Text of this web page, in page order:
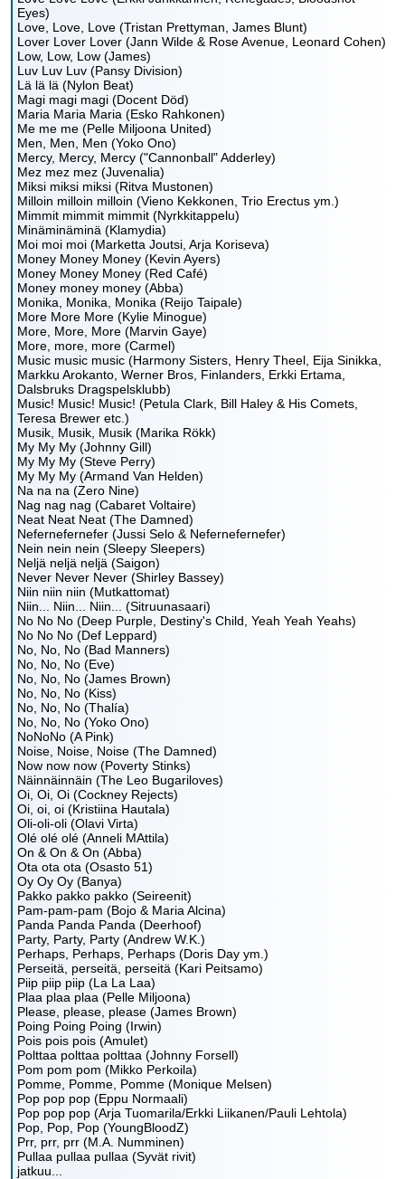
Eyes)
Love, Love, Love (Tristan Prettyman, James Blunt)
Lover Lover Lover (Jann Wilde & Rose Avenue, Leonard Cohen)
Low, Low, Low (James)
Luv Luv Luv (Pansy Division)
Lä lä lä (Nylon Beat)
Magi magi magi (Docent Död)
Maria Maria Maria (Esko Rahkonen)
Me me me (Pelle Miljoona United)
Men, Men, Men (Yoko Ono)
Mercy, Mercy, Mercy ("Cannonball" Adderley)
Mez mez mez (Juvenalia)
Miksi miksi miksi (Ritva Mustonen)
Milloin milloin milloin (Vieno Kekkonen, Trio Erectus ym.)
Mimmit mimmit mimmit (Nyrkkitappelu)
Minäminäminä (Klamydia)
Moi moi moi (Marketta Joutsi, Arja Koriseva)
Money Money Money (Kevin Ayers)
Money Money Money (Red Café)
Money money money (Abba)
Monika, Monika, Monika (Reijo Taipale)
More More More (Kylie Minogue)
More, More, More (Marvin Gaye)
More, more, more (Carmel)
Music music music (Harmony Sisters, Henry Theel, Eija Sinikka,
Markku Arokanto, Werner Bros, Finlanders, Erkki Ertama,
Dalsbruks Dragspelsklubb)
Music! Music! Music! (Petula Clark, Bill Haley & His Comets,
Teresa Brewer etc.)
Musik, Musik, Musik (Marika Rökk)
My My My (Johnny Gill)
My My My (Steve Perry)
My My My (Armand Van Helden)
Na na na (Zero Nine)
Nag nag nag (Cabaret Voltaire)
Neat Neat Neat (The Damned)
Nefernefernefer (Jussi Selo & Nefernefernefer)
Nein nein nein (Sleepy Sleepers)
Neljä neljä neljä (Saigon)
Never Never Never (Shirley Bassey)
Niin niin niin (Mutkattomat)
Niin... Niin... Niin... (Sitruunasaari)
No No No (Deep Purple, Destiny's Child, Yeah Yeah Yeahs)
No No No (Def Leppard)
No, No, No (Bad Manners)
No, No, No (Eve)
No, No, No (James Brown)
No, No, No (Kiss)
No, No, No (Thalía)
No, No, No (Yoko Ono)
NoNoNo (A Pink)
Noise, Noise, Noise (The Damned)
Now now now (Poverty Stinks)
Näinnäinnäin (The Leo Bugariloves)
Oi, Oi, Oi (Cockney Rejects)
Oi, oi, oi (Kristiina Hautala)
Oli-oli-oli (Olavi Virta)
Olé olé olé (Anneli MAttila)
On & On & On (Abba)
Ota ota ota (Osasto 51)
Oy Oy Oy (Banya)
Pakko pakko pakko (Seireenit)
Pam-pam-pam (Bojo & Maria Alcina)
Panda Panda Panda (Deerhoof)
Party, Party, Party (Andrew W.K.)
Perhaps, Perhaps, Perhaps (Doris Day ym.)
Perseitä, perseitä, perseitä (Kari Peitsamo)
Piip piip piip (La La Laa)
Plaa plaa plaa (Pelle Miljoona)
Please, please, please (James Brown)
Poing Poing Poing (Irwin)
Pois pois pois (Amulet)
Polttaa polttaa polttaa (Johnny Forsell)
Pom pom pom (Mikko Perkoila)
Pomme, Pomme, Pomme (Monique Melsen)
Pop pop pop (Eppu Normaali)
Pop pop pop (Arja Tuomarila/Erkki Liikanen/Pauli Lehtola)
Pop, Pop, Pop (YoungBloodZ)
Prr, prr, prr (M.A. Numminen)
Pullaa pullaa pullaa (Syvät rivit)
jatkuu...